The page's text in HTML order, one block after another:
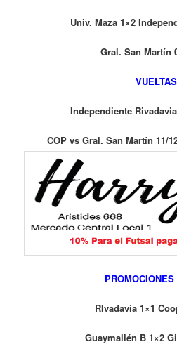
Univ. Maza 1×2
Gral. San Martín
VUELTAS
Independiente
COP vs Gral. San Martín 11/
RIvadavia 1×1
Guaymallén B 1×2